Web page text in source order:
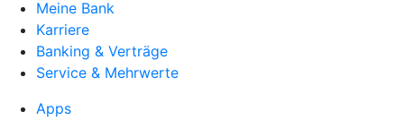
Meine Bank
Karriere
Banking & Verträge
Service & Mehrwerte
Apps